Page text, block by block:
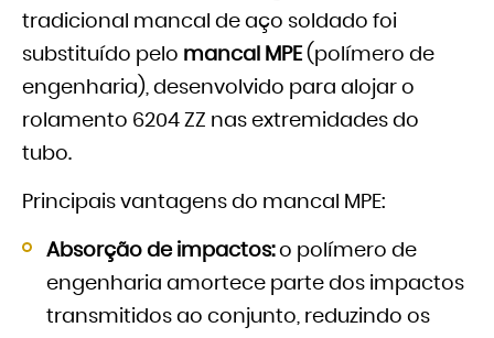
tradicional mancal de aço soldado foi
substituído pelo mancal MPE (polímero de
engenharia), desenvolvido para alojar o
rolamento 6204 ZZ nas extremidades do
tubo.
Principais vantagens do mancal MPE:
Absorção de impactos:o polímero de
engenharia amortece parte dos impactos
transmitidos ao conjunto, reduzindo os